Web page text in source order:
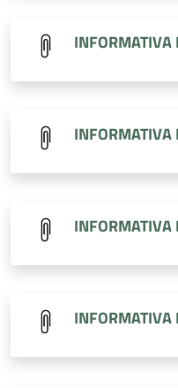
INFORMATIVA
INFORMATIVA
INFORMATIVA